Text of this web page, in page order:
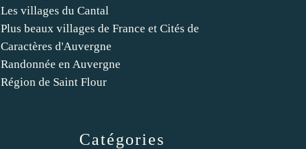
Catégories
Les villages du Cantal
Plus beaux villages de France et Cités de
Caractères d'Auvergne
Randonnée en Auvergne
Région de Saint Flour